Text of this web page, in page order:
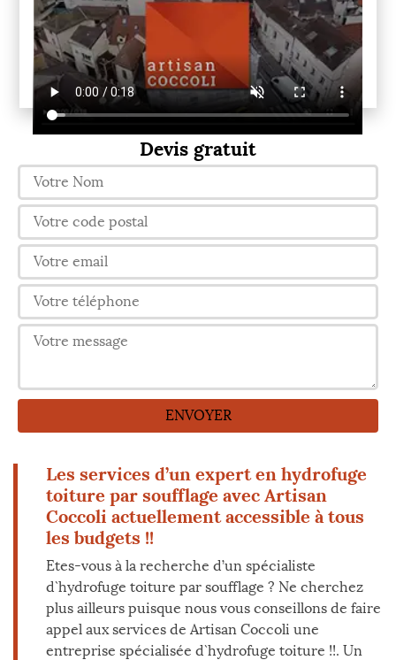
Devis gratuit
Les services d’un expert en hydrofuge
toiture par soufflage avec Artisan
Coccoli actuellement accessible à tous
les budgets !!
Etes-vous à la recherche d’un spécialiste
d`hydrofuge toiture par soufflage ? Ne cherchez
plus ailleurs puisque nous vous conseillons de faire
appel aux services de Artisan Coccoli une
entreprise spécialisée d`hydrofuge toiture !!. Un